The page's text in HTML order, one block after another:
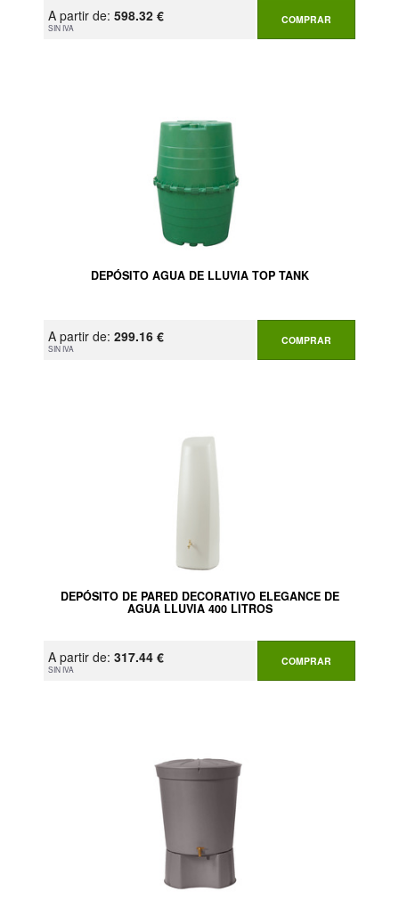
A partir de: 598.32 €
SIN IVA
COMPRAR
DEPÓSITO AGUA DE LLUVIA TOP TANK
A partir de: 299.16 €
SIN IVA
COMPRAR
DEPÓSITO DE PARED DECORATIVO ELEGANCE DE
AGUA LLUVIA 400 LITROS
A partir de: 317.44 €
SIN IVA
COMPRAR